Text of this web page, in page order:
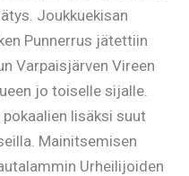
Joukkuekisan
Punnerrus jätettiin
Varpaisjärven Vireen
jo toiselle sijalle.
lisäksi suut
Mainitsemisen
Urheilijoiden